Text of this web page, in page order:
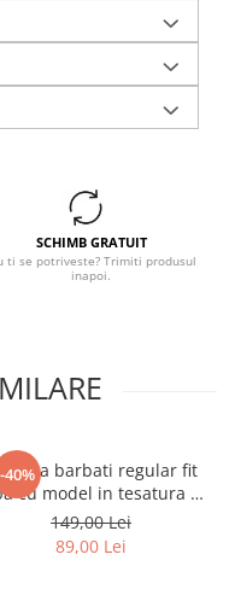
SCHIMB GRATUIT
ti se potriveste? Trimiti produsul
inapoi.
-40%
barbati regular fit
cu model in tesatura si
nasturi ascunsi
149,00 Lei
89,00 Lei